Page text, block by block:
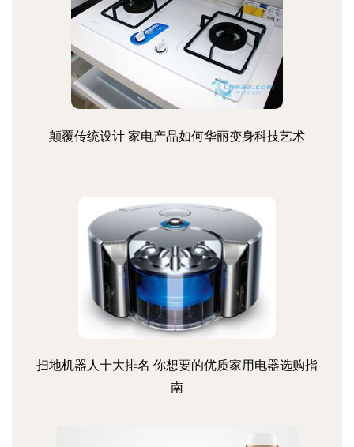
颠覆传统设计 家电产品如何华丽变身科技艺术
扫地机器人十大排名 你想要的优质家用电器选购指
南